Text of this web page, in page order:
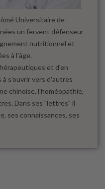
Universitaire de
un fervent défenseur
nutritionnel et
à l'âge.
et d'en
s'ouvrir vers d'autres
chinoise, l'homéopathie,
Dans ses "lettres" il
ses connaissances, ses